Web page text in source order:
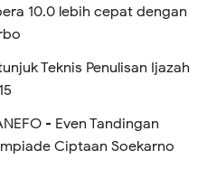
10.0 lebih cepat dengan
Teknis Penulisan Ijazah
- Even Tandingan
Ciptaan Soekarno